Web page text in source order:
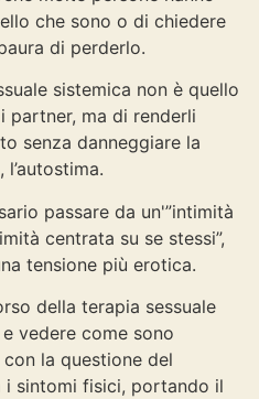
che sono o di chiedere
di perderlo.
sistemica non è quello
partner, ma di renderli
senza danneggiare la
passare da un'”intimità
centrata su se stessi”,
tensione più erotica.
della terapia sessuale
vedere come sono
la questione del
i sintomi fisici, portando il